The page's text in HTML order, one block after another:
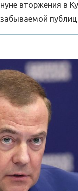
вторжения в